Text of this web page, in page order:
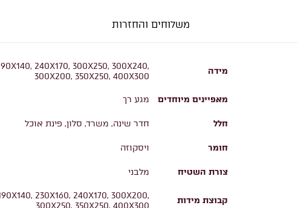
משלוחים והחזרות
מידה
240X170, 300X250, 300X240,
300X200, 350X250, 400X300
מאפיינים מיוחדים מגע רך
חלל חדר שינה, משרד, סלון, פינת אוכל
חומר ויסקוזה
צורת השטיח מלבני
קבוצת מידות
230X160, 240X170, 300X200,
300X250, 350X250, 400X300